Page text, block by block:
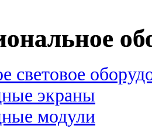
световое
экраны
модули